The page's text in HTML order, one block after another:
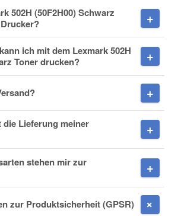
502H (50F2H00) Schwarz
ich mit dem Lexmark 502H
Toner drucken?
die Lieferung meiner
stehen mir zur
zur Produktsicherheit (GPSR)